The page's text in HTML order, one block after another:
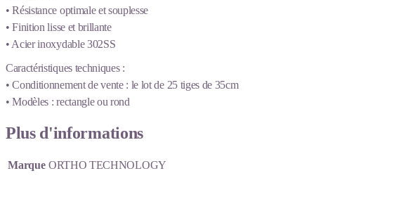
• Résistance optimale et souplesse
• Finition lisse et brillante
• Acier inoxydable 302SS
Caractéristiques techniques :
• Conditionnement de vente : le lot de 25 tiges de 35cm
• Modèles : rectangle ou rond
Plus d'informations
Marque ORTHO TECHNOLOGY